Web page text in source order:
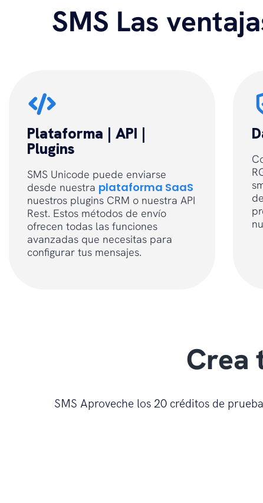
SMS Las
Plataforma | API |
Plugins
SMS Unicode puede enviarse
desde nuestra plataforma SaaS
nuestros plugins CRM o nuestra API
Rest. Estos métodos de envío
ofrecen todas las funciones
avanzadas que necesitas para
configurar tus mensajes.
Crea
SMS Aproveche los 20 créditos de